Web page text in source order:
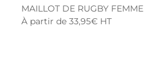
MAILLOT DE RUGBY FEMME
À partir de 33,95€ HT